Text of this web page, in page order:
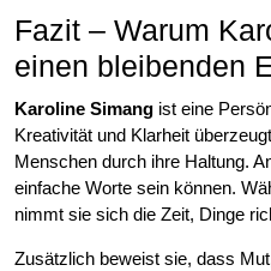
Fazit – Warum
einen bleibenden
Karoline Simang ist eine
Kreativität und Klarheit
Menschen durch ihre Haltung.
einfache Worte sein können.
nimmt sie sich die Zeit, Dinge
Zusätzlich beweist sie, dass